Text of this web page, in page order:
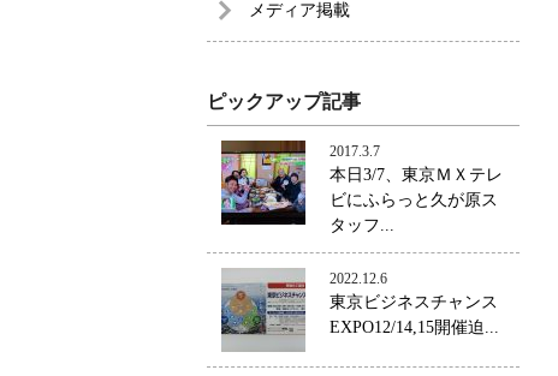
メディア掲載
ピックアップ記事
2017.3.7
本日3/7、東京ＭＸテレ
ビにふらっと久が原ス
タッフ...
2022.12.6
東京ビジネスチャンス
EXPO12/14,15開催迫...